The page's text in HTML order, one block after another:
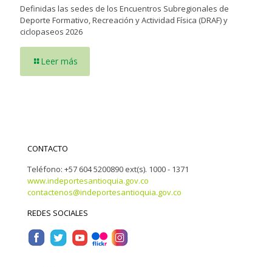
Definidas las sedes de los Encuentros Subregionales de
Deporte Formativo, Recreación y Actividad Física (DRAF) y
ciclopaseos 2026
Leer más
CONTACTO
Teléfono: +57 604 5200890 ext(s). 1000 - 1371
www.indeportesantioquia.gov.co
contactenos@indeportesantioquia.gov.co
REDES SOCIALES